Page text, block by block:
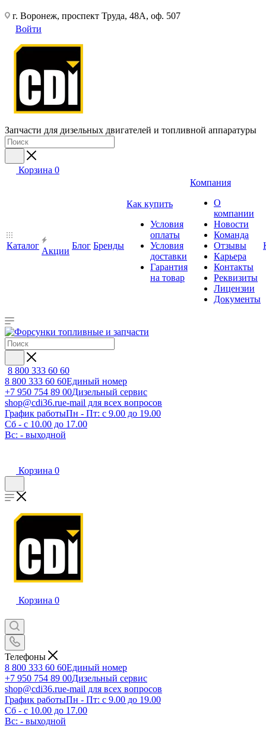
г. Воронеж, проспект Труда, 48А, оф. 507
Войти
Запчасти для дизельных двигателей и топливной аппаратуры
Корзина 0
Каталог
Акции
Блог Бренды
Как купить
Условия
оплаты
Условия
доставки
Гарантия
на товар
Компания
О
компании
Новости
Команда
Отзывы
Карьера
Контакты
Реквизиты
Лицензии
Документы
8 800 333 60 60
8 800 333 60 60Единый номер
+7 950 754 89 00Дизельный сервис
shop@cdi36.rue-mail для всех вопросов
График работыПн - Пт: с 9.00 до 19.00
Сб - с 10.00 до 17.00
Вс: - выходной
Корзина 0
Корзина 0
Телефоны
8 800 333 60 60Единый номер
+7 950 754 89 00Дизельный сервис
shop@cdi36.rue-mail для всех вопросов
График работыПн - Пт: с 9.00 до 19.00
Сб - с 10.00 до 17.00
Вс: - выходной